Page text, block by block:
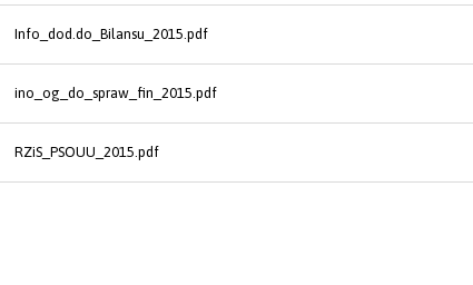
Info_dod.do_Bilansu_2015.pdf
ino_og_do_spraw_fin_2015.pdf
RZiS_PSOUU_2015.pdf